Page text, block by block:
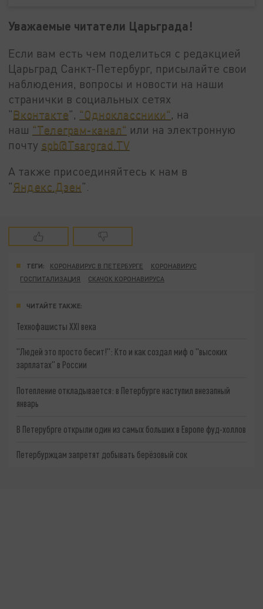
Уважаемые читатели Царьграда!
Если вам есть чем поделиться с редакцией
Царьград Санкт-Петербург, присылайте свои
наблюдения, вопросы и новости на наши
странички в социальных сетях
"Вконтакте", "Одноклассники" , на
наш "Телеграм-канал" или на электронную
почту spb@Tsargrad.TV
А также присоединяйтесь к нам в
"Яндекс.Дзен".
ТЕГИ: КОРОНАВИРУС В ПЕТЕРБУРГЕ
КОРОНАВИРУС
ГОСПИТАЛИЗАЦИЯ
СКАЧОК КОРОНАВИРУСА
ЧИТАЙТЕ ТАКЖЕ:
Технофашисты XXI века
"Людей это просто бесит!": Кто и как создал миф о "высоких
зарплатах" в России
Потепление откладывается: в Петербурге наступил внезапный
январь
В Петерубрге открыли один из самых больших в Европе фуд-холлов
Петербуржцам запретят добывать берёзовый сок